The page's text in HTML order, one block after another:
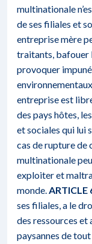
multinationale
de ses filiales et
entreprise mère
traitants, bafouer
provoquer
entreprise est
des pays hôtes,
et sociales qui lui
cas de rupture de
multinationale
exploiter et
monde.ARTICLE
ses filiales, a le
des ressources et
paysannes de